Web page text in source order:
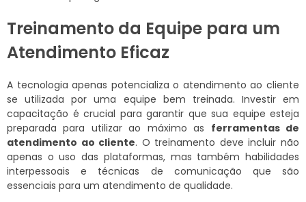
Treinamento da Equipe para um
Atendimento Eficaz
A tecnologia apenas potencializa o atendimento ao cliente
se utilizada por uma equipe bem treinada. Investir em
capacitação é crucial para garantir que sua equipe esteja
preparada para utilizar ao máximo as ferramentas de
atendimento ao cliente. O treinamento deve incluir não
apenas o uso das plataformas, mas também habilidades
interpessoais e técnicas de comunicação que são
essenciais para um atendimento de qualidade.